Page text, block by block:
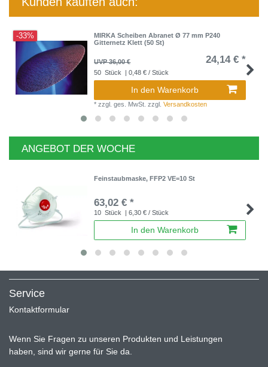
-33%
MIRKA Scheiben Abranet Ø 77 mm P240
Gitternetz Klett (50 St)
UVP 36,00 € 24,14 € *
50 Stück | 0,48 € / Stück
In den Warenkorb
*zzgl. ges. MwSt. zzgl.Versandkosten
ANGEBOT DER WOCHE
Feinstaubmaske, FFP2 VE=10 St
63,02 € *
10 Stück | 6,30 € / Stück
In den Warenkorb
Service
Kontaktformular
Wenn Sie Fragen zu unseren Produkten und Leistungen
haben, sind wir gerne für Sie da.